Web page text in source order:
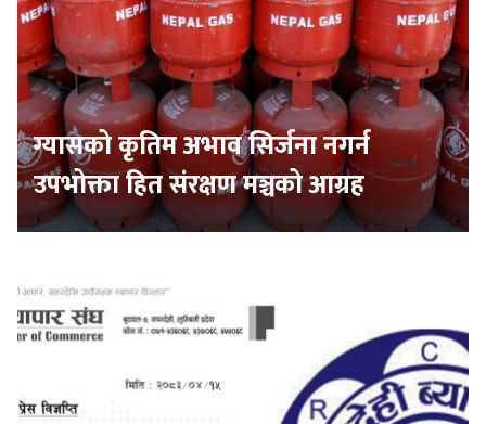
ग्यासको कृतिम अभाव सिर्जना नगर्न
उपभोक्ता हित संरक्षण मञ्चको आग्रह